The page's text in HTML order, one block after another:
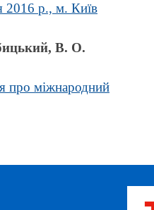
2016 р., м. Київ
В. О.
про міжнародний